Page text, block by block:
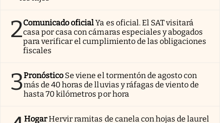
2Comunicado oficialYa es oficial. El SAT visitará
casa por casa con cámaras especiales y abogados
para verificar el cumplimiento de las obligaciones
fiscales
3Pronóstico Se viene el tormentón de agosto con
más de 40 horas de lluvias y ráfagas de viento de
hasta 70 kilómetros por hora
HogarHervir ramitas de canela con hojas de laurel